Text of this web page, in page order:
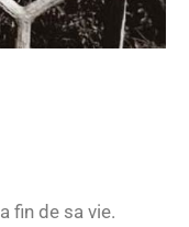
fin de sa vie.